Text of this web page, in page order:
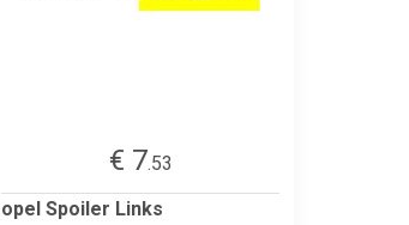
€ 7.53
opel Spoiler Links